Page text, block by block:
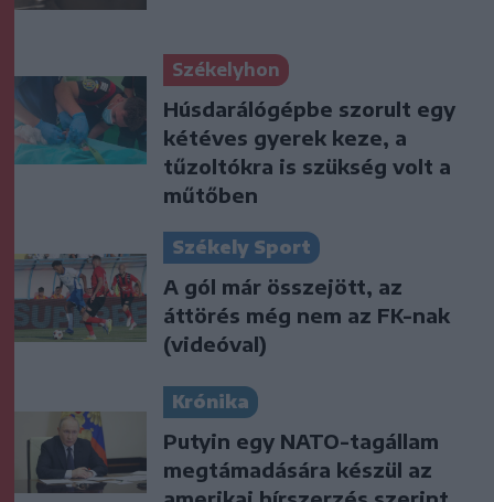
Székelyhon
Húsdarálógépbe szorult egy
kétéves gyerek keze, a
tűzoltókra is szükség volt a
műtőben
Székely Sport
A gól már összejött, az
áttörés még nem az FK-nak
(videóval)
Krónika
Putyin egy NATO-tagállam
megtámadására készül az